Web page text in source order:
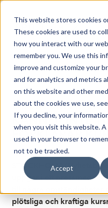
This website stores cookies
These cookies are used to
how you interact with our
remember you. We use this
improve and customize your
and for analytics and metrics
on this website and other
about the cookies we use,
If you decline, your
when you visit this website. A
used in your browser to
not to be tracked.
Accept
Publicerat: 2025-09-15
Detta är en nyhet från
Direkt om HF
KÄNNER INTE
FÖRKLARAR
STOCKHOLM
uppger i ett
till några
plötsliga och kraftiga